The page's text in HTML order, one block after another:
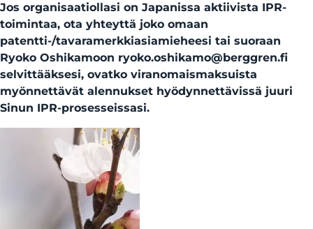
Jos organisaatiollasi on Japanissa aktiivista IPR-
toimintaa, ota yhteyttä joko omaan
patentti-/tavaramerkkiasiamieheesi tai suoraan
Ryoko Oshikamoon ryoko.oshikamo@berggren.fi
selvittääksesi, ovatko viranomaismaksuista
myönnettävät alennukset hyödynnettävissä juuri
Sinun IPR-prosesseissasi.